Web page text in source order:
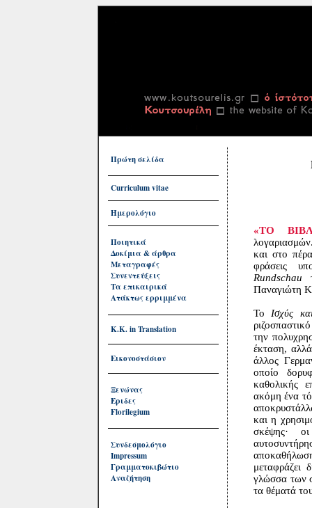
Πρώτη σελίδα
Curriculum vitae
Ημερολόγιο
Ποιητικά
Δοκίμια & άρθρα
Μεταγραφές
Συνεντεύξεις
Τα επικαιρικά
Ατάκτως ερριμμένα
Κ.Κ. in Translation
Εικονοστάσιον
Ξενώνας
Έριδες
Florilegium
Συνδεσμολόγιο
Impressum
Γραμματοκιβώτιο
Αναζήτηση
«ΤΟ
και στο
φράσεις
Rundschau
Παναγιώτη
Το Ισχύς
την
έκταση,
άλλος
οποίο
καθολικής
ακόμη ένα
και η
σκέψης·
μεταφράζει
γλώσσα των
τα θέματά